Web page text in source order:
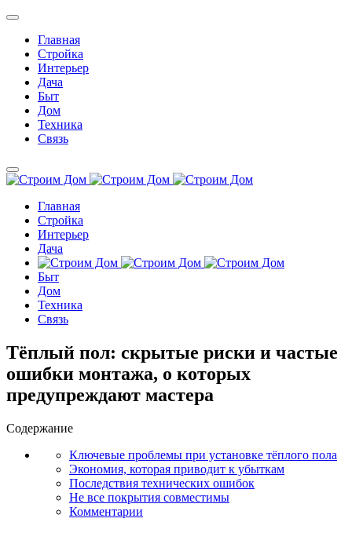
Главная
Стройка
Интерьер
Дача
Быт
Дом
Техника
Связь
Главная
Стройка
Интерьер
Дача
Быт
Дом
Техника
Связь
Тёплый пол: скрытые риски и частые
ошибки монтажа, о которых
предупреждают мастера
Содержание
Ключевые проблемы при установке тёплого пола
Экономия, которая приводит к убыткам
Последствия технических ошибок
Не все покрытия совместимы
Комментарии